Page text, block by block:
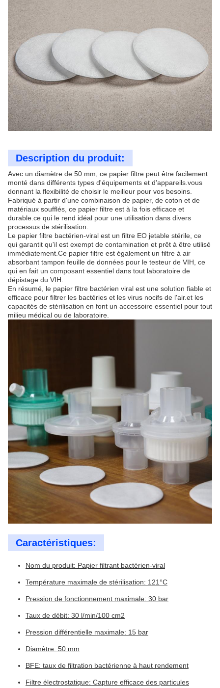
Description du produit:
Avec un diamètre de 50 mm, ce papier filtre peut être facilement
monté dans différents types d'équipements et d'appareils.vous
donnant la flexibilité de choisir le meilleur pour vos besoins.
Fabriqué à partir d'une combinaison de papier, de coton et de
matériaux soufflés, ce papier filtre est à la fois efficace et
durable.ce qui le rend idéal pour une utilisation dans divers
processus de stérilisation.
Le papier filtre bactérien-viral est un filtre EO jetable stérile, ce
qui garantit qu'il est exempt de contamination et prêt à être utilisé
immédiatement.Ce papier filtre est également un filtre à air
absorbant tampon feuille de données pour le testeur de VIH, ce
qui en fait un composant essentiel dans tout laboratoire de
dépistage du VIH.
En résumé, le papier filtre bactérien viral est une solution fiable et
efficace pour filtrer les bactéries et les virus nocifs de l'air.et les
capacités de stérilisation en font un accessoire essentiel pour tout
milieu médical ou de laboratoire.
Caractéristiques:
Nom du produit: Papier filtrant bactérien-viral
Température maximale de stérilisation: 121°C
Pression de fonctionnement maximale: 30 bar
Taux de débit: 30 l/min/100 cm2
Pression différentielle maximale: 15 bar
Diamètre: 50 mm
BFE: taux de filtration bactérienne à haut rendement
Filtre électrostatique: Capture efficace des particules